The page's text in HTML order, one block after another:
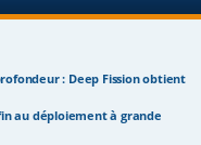
: Deep Fission obtient
au déploiement à grande